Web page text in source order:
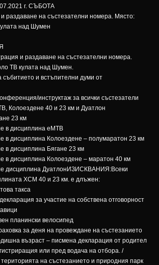
г. СЪБОТА
и раздаване на състезателни номера. Място:
над Шумен
и раздаване на състезателни номера.
ТВ кулата над Шумен.
събитието и встъпителни думи от
инструктаж за всички състезатели
Колоездене 40 и 23 км и Дуатлон
23 км
в дисциплина eMTB
в дисциплина Колоездене – полумаратон 23 км
в дисциплина Бягане 23 км
в дисциплина Колоездене – маратон 40 км
дисциплина ДуатлонИЗИСКВАНИЯ:Всеки
XCM 40 и 23 км. е длъжен:
такса
за участие на собствена отговорност
планински велосипед
за деня на провеждане на състезанието
възраст – писмена декларация от родител
или пред водача на отбора. /
територията на състезанието и природния парк